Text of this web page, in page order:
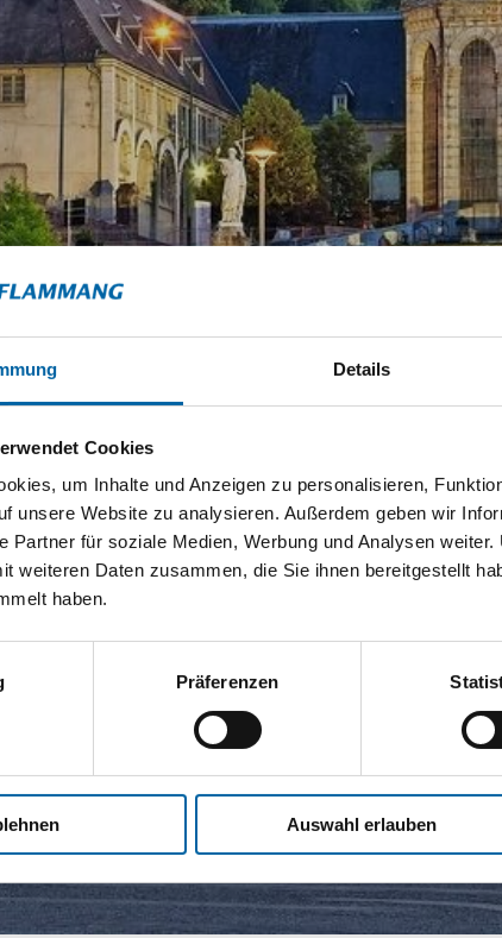
Details
Cookies
um Inhalte und Anzeigen zu personalisieren,
unsere Website zu analysieren. Außerdem geben wir
Partner für soziale Medien, Werbung und Analysen
weiteren Daten zusammen, die Sie ihnen bereitgestellt
haben.
Präferenzen
Auswahl erlauben